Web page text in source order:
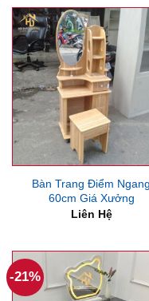
Bàn Trang Điểm Ngang
60cm Giá Xưởng
Liên Hệ
-21%